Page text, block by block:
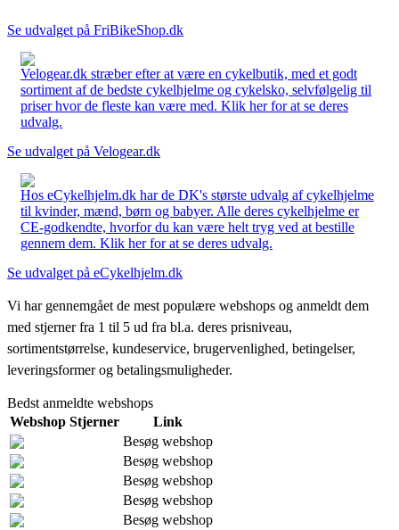
Se udvalget på FriBikeShop.dk
Velogear.dk stræber efter at være en cykelbutik, med et godt
sortiment af de bedste cykelhjelme og cykelsko, selvfølgelig til
priser hvor de fleste kan være med. Klik her for at se deres
udvalg.
Se udvalget på Velogear.dk
Hos eCykelhjelm.dk har de DK's største udvalg af cykelhjelme
til kvinder, mænd, børn og babyer. Alle deres cykelhjelme er
CE-godkendte, hvorfor du kan være helt tryg ved at bestille
gennem dem. Klik her for at se deres udvalg.
Se udvalget på eCykelhjelm.dk
Vi har gennemgået de mest populære webshops og anmeldt dem
med stjerner fra 1 til 5 ud fra bl.a. deres prisniveau,
sortimentstørrelse, kundeservice, brugervenlighed, betingelser,
leveringsformer og betalingsmuligheder.
Bedst anmeldte webshops
Webshop Stjerner
Link
Besøg webshop
Besøg webshop
Besøg webshop
Besøg webshop
Besøg webshop